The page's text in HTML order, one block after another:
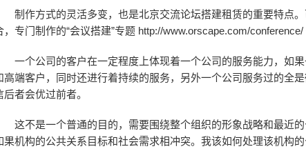
制作方式的灵活多变，也是北京交流论坛搭建租赁的重要特点
，专门制作的“会议搭建”专题 http://www.orscape.com/conference/
一个公司的客户在一定程度上体现着一个公司的服务能力，如
高端客户，同时还进行着持续的服务，另外一个公司服务过的全
后者会优过前者。
这不是一个普通的目的，需要围绕整个组织的形象战略和最近的
果机构的公共关系目标和社会需求相冲突。我该如何处理该机构